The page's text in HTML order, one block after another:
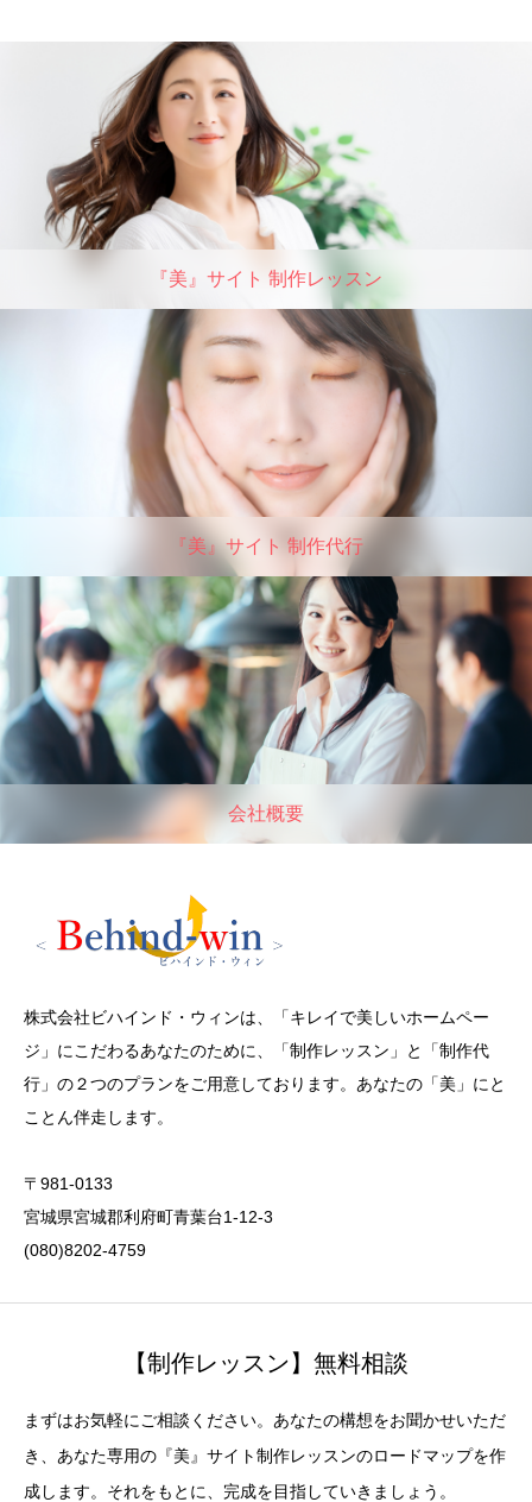
『美』サイト 制作レッスン
『美』サイト 制作代行
会社概要
株式会社ビハインド・ウィンは、「キレイで美しいホームペー
ジ」にこだわるあなたのために、「制作レッスン」と「制作代
行」の２つのプランをご用意しております。あなたの「美」にと
ことん伴走します。
〒981-0133
宮城県宮城郡利府町青葉台1-12-3
(080)8202-4759
【制作レッスン】無料相談
まずはお気軽にご相談ください。あなたの構想をお聞かせいただ
き、あなた専用の『美』サイト制作レッスンのロードマップを作
成します。それをもとに、完成を目指していきましょう。